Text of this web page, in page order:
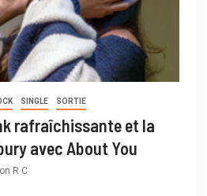
SINGLE SORTIE
rafraîchissante et la
avec About You
R C